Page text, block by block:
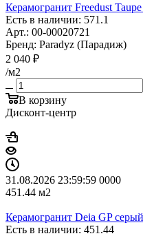
Керамогранит Freedust
Есть в наличии: 571.1
Арт.: 00-00020721
Бренд: Paradyz (Парадиж)
2 040 ₽
/м2
В корзину
Дисконт-центр
31.08.2026 23:59:59 0000
451.44 м2
Керамогранит Deia GP
Есть в наличии: 451.44